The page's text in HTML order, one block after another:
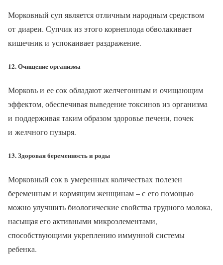
Морковный суп является отличным народным средством
от диареи. Супчик из этого корнеплода обволакивает
кишечник и успокаивает раздражение.
12. Очищение организма
Морковь и ее сок обладают желчегонным и очищающим
эффектом, обеспечивая выведение токсинов из организма
и поддерживая таким образом здоровье печени, почек
и желчного пузыря.
13. Здоровая беременность и роды
Морковный сок в умеренных количествах полезен
беременным и кормящим женщинам – с его помощью
можно улучшить биологические свойства грудного молока,
насыщая его активными микроэлементами,
способствующими укреплению иммунной системы
ребенка.